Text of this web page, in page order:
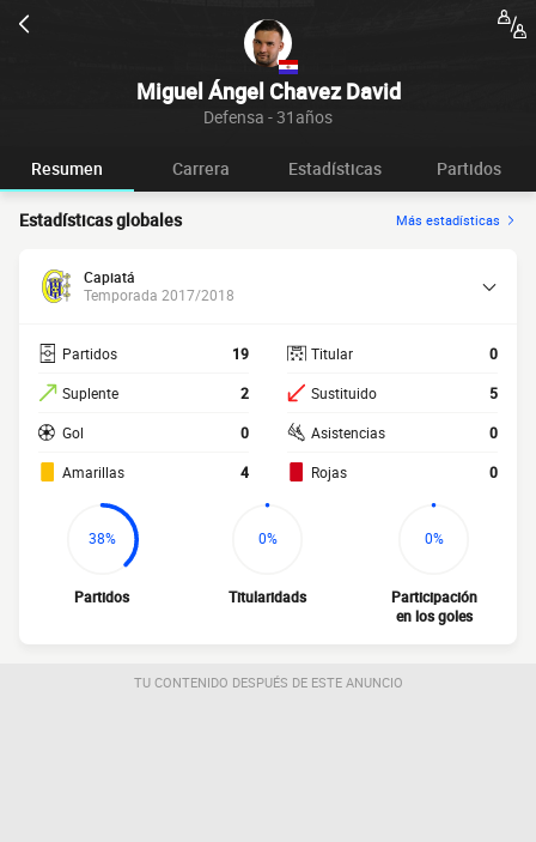
Miguel Ángel Chavez David
Defensa - 31años
Resumen Carrera Estadísticas Partidos
Estadísticas globales Más estadísticas
Capiatá
Temporada 2017/2018
Partidos 19
Suplente 2
Gol 0
Amarillas 4
Titular 0
Sustituido 5
Asistencias 0
Rojas 0
38%
Partidos
0%
Titularidads
0%
Participación
en los goles
TU CONTENIDO DESPUÉS DE ESTE ANUNCIO